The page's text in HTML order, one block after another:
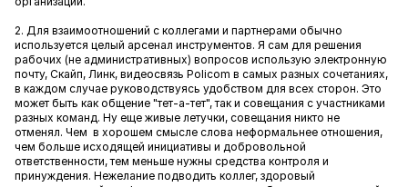
2. Для взаимоотношений с коллегами и партнерами обычно
используется целый арсенал инструментов. Я сам для решения
рабочих (не административных) вопросов использую электронную
почту, Скайп, Линк, видеосвязь Policom в самых разных сочетаниях,
в каждом случае руководствуясь удобством для всех сторон. Это
может быть как общение "тет-а-тет", так и совещания с участниками
разных команд. Ну еще живые летучки, совещания никто не
отменял. Чем в хорошем смысле слова неформальнее отношения,
чем больше исходящей инициативы и добровольной
ответственности, тем меньше нужны средства контроля и
принуждения. Нежелание подводить коллег, здоровый